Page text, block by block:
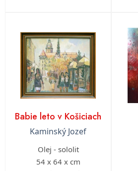
Babie leto v Košiciach
Kaminský Jozef
Olej - sololit
54 x 64 x cm